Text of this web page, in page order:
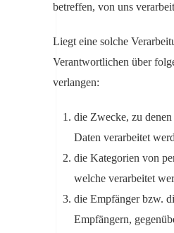
betreffen, von uns
Liegt eine solche
Verantwortlichen über
verlangen:
die Zwecke, zu denen
Daten verarbeitet
die Kategorien von
welche verarbeitet
die Empfänger bzw.
Empfängern,